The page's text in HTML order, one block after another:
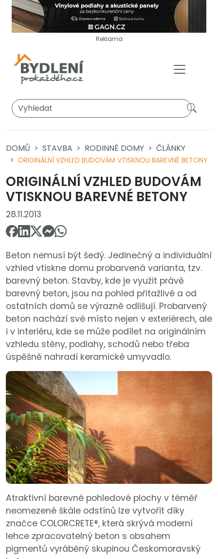
Reklama
DOMŮ STAVBA RODINNÉ DOMY ČLÁNKY
ORIGINÁLNÍ VZHLED BUDOVÁM VTISKNOU BAREVNÉ BETONY
ORIGINÁLNÍ VZHLED BUDOVÁM
VTISKNOU BAREVNÉ BETONY
28.11.2013
Beton nemusí být šedý. Jedinečný a individuální
vzhled vtiskne domu probarvená varianta, tzv.
barevný beton. Stavby, kde je využit právě
barevný beton, jsou na pohled přitažlivé a od
ostatních domů se výrazně odlišují. Probarvený
beton nachází své místo nejen v exteriérech, ale
i v interiéru, kde se může podílet na originálním
vzhledu stěny, podlahy, schodů nebo třeba
úspěšně nahradí keramické umyvadlo.
Atraktivní barevné pohledové plochy v téměř
neomezené škále odstínů lze vytvořit díky
značce COLORCRETE®, která skrývá moderní
lehce zpracovatelný beton s obsahem
pigmentů vyráběný skupinou Českomoravský